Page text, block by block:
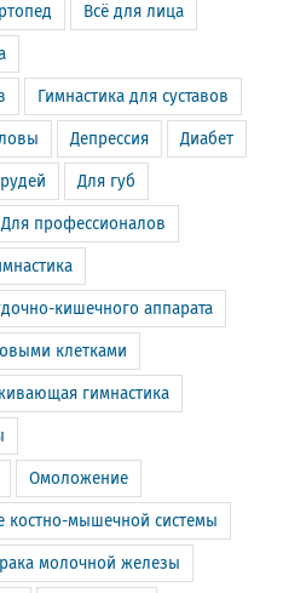
Всё для лица
Гимнастика для суставов
Депрессия Диабет
Для губ
Для профессионалов
кишечного аппарата
клетками
гимнастика
Омоложение
костно-мышечной системы
молочной железы